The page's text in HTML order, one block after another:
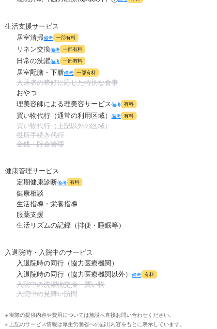
生活支援サービス
居室清掃備考 一部有料
リネン交換備考 一部有料
日常の洗濯備考 一部有料
居室配膳・下膳備考 一部有料
入居者の嗜好に応じた特別な食事
おやつ
理美容師による理美容サービス備考 有料
買い物代行（通常の利用区域） 備考 有料
買い物代行（上記以外の区域）
役所手続き代行
金銭・貯金管理
健康管理サービス
定期健康診断備考 有料
健康相談
生活指導・栄養指導
服薬支援
生活リズムの記録（排便・睡眠等）
入退院時・入院中のサービス
入退院時の同行（協力医療機関）
入退院時の同行（協力医療機関以外）
備考 有料
入院中の洗濯物交換・買い物
入院中の見舞い訪問
※ 実際の提供内容や費用については施設へ直接お問い合わせください。
※ 上記のサービス情報は厚生労働省への届出内容をもとに表示しています。